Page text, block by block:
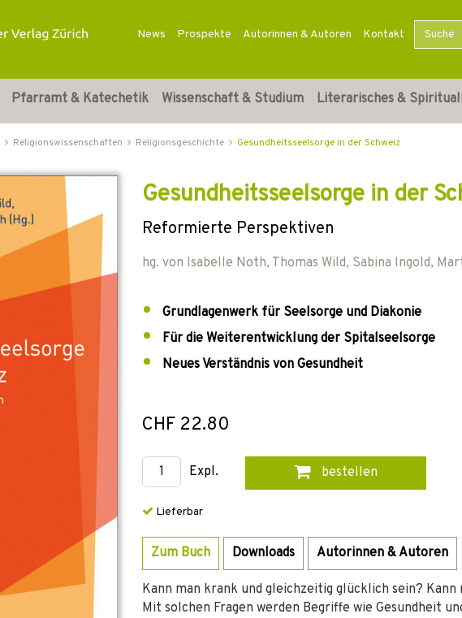
News Prospekte Autorinnen & Autoren Kontakt
Pfarramt & Katechetik Wissenschaft & Studium Literarisches &
Religionswissenschaften Religionsgeschichte Gesundheitsseelsorge in der Schweiz
Gesundheitsseelsorge in der
Reformierte Perspektiven
hg. von Isabelle Noth, Thomas Wild, Sabina Ingold,
Grundlagenwerk für Seelsorge und Diakonie
Für die Weiterentwicklung der Spitalseelsorge
Neues Verständnis von Gesundheit
CHF 22.80
Expl. bestellen
Lieferbar
Zum Buch Downloads Autorinnen & Autoren
Kann man krank und gleichzeitig glücklich sein?
Mit solchen Fragen werden Begriffe wie Gesundheit